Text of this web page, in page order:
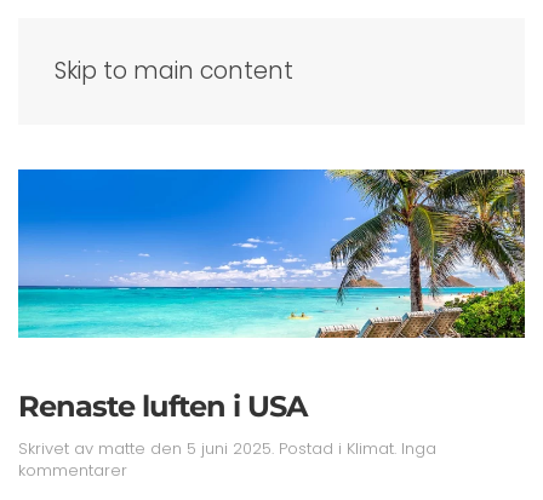
Skip to main content
Renaste luften i USA
Skrivet av matte den 5 juni 2025. Postad i Klimat. Inga
kommentarertill